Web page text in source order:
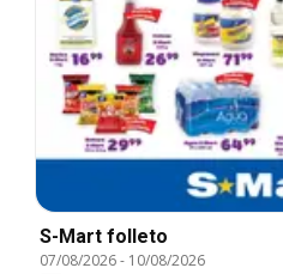
S-Mart folleto
07/08/2026- 10/08/2026